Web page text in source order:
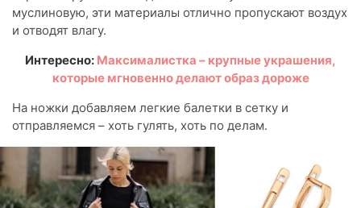
муслиновую, эти материалы отлично пропускают воздух
и отводят влагу.
Интересно: Максималистка – крупные украшения,
которые мгновенно делают образ дороже
На ножки добавляем легкие балетки в сетку и
отправляемся – хоть гулять, хоть по делам.